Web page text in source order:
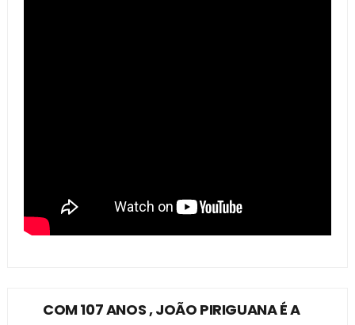
COM 107 ANOS , JOÃO PIRIGUANA É A